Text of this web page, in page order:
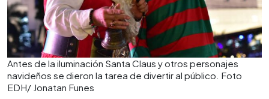
Antes de la iluminación Santa Claus y otros personajes
navideños se dieron la tarea de divertir al público. Foto
EDH/ Jonatan Funes